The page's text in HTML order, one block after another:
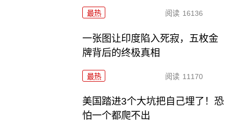
最热 阅读 16136
一张图让印度陷入死寂，五枚金
牌背后的终极真相
最热 阅读 11170
美国踏进3个大坑把自己埋了！恐
怕一个都爬不出